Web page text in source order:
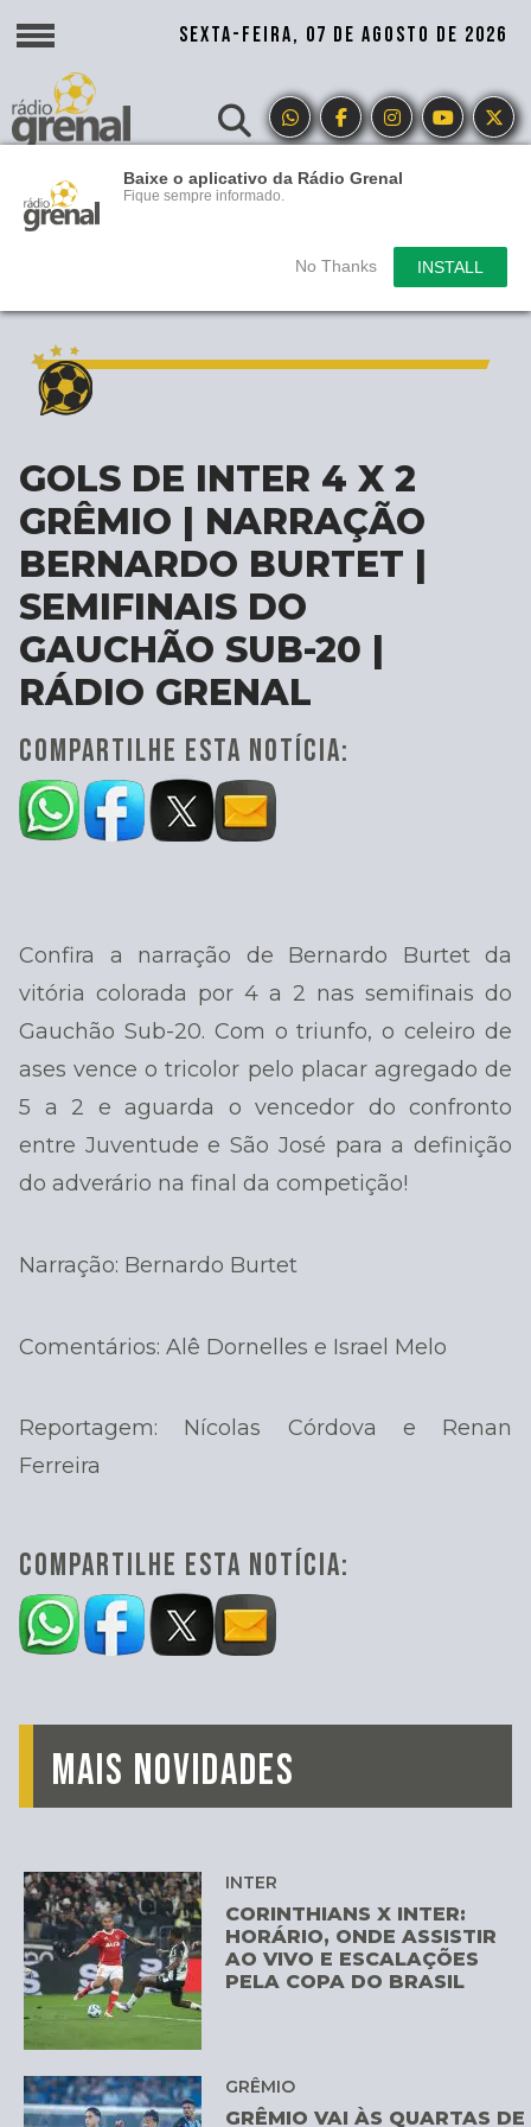
Baixe o aplicativo da Rádio Grenal
Fique sempre informado.
No Thanks INSTALL
SEXTA-FEIRA, 07 DE AGOSTO DE 2026
GOLS DE INTER 4 X 2
GRÊMIO | NARRAÇÃO
BERNARDO BURTET |
SEMIFINAIS DO
GAUCHÃO SUB-20 |
RÁDIO GRENAL
COMPARTILHE ESTA NOTÍCIA:
Confira a narração de Bernardo Burtet da
vitória colorada por 4 a 2 nas semifinais do
Gauchão Sub-20. Com o triunfo, o celeiro de
ases vence o tricolor pelo placar agregado de
5 a 2 e aguarda o vencedor do confronto
entre Juventude e São José para a definição
do adverário na final da competição!
Narração: Bernardo Burtet
Comentários: Alê Dornelles e Israel Melo
Reportagem: Nícolas Córdova e Renan
Ferreira
COMPARTILHE ESTA NOTÍCIA:
MAIS NOVIDADES
INTER
CORINTHIANS X INTER:
HORÁRIO, ONDE ASSISTIR
AO VIVO E ESCALAÇÕES
PELA COPA DO BRASIL
GRÊMIO
GRÊMIO VAI ÀS QUARTAS DE